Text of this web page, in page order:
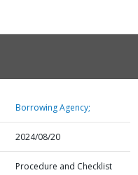
Borrowing Agency;
2024/08/20
Procedure and Checklist